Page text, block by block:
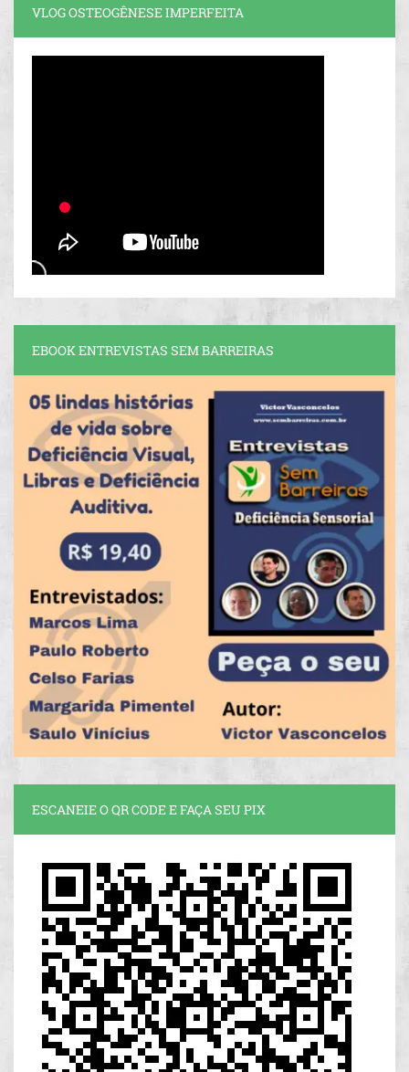
VLOG OSTEOGÊNESE IMPERFEITA
EBOOK ENTREVISTAS SEM BARREIRAS
ESCANEIE O QR CODE E FAÇA SEU PIX